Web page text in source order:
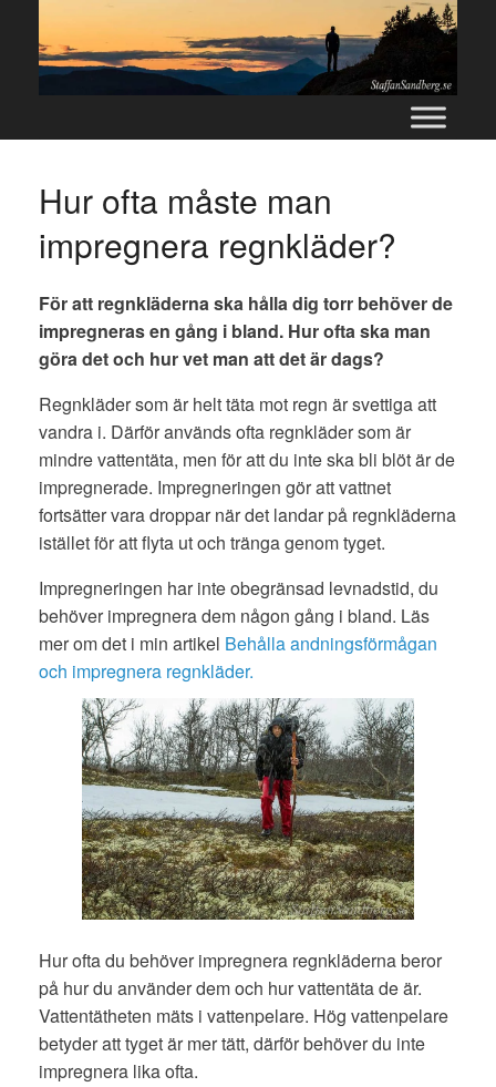
content
Hur ofta måste man
impregnera regnkläder?
För att regnkläderna ska hålla dig torr behöver de
impregneras en gång i bland. Hur ofta ska man
göra det och hur vet man att det är dags?
Regnkläder som är helt täta mot regn är svettiga att
vandra i. Därför används ofta regnkläder som är
mindre vattentäta, men för att du inte ska bli blöt är de
impregnerade. Impregneringen gör att vattnet
fortsätter vara droppar när det landar på regnkläderna
istället för att flyta ut och tränga genom tyget.
Impregneringen har inte obegränsad levnadstid, du
behöver impregnera dem någon gång i bland. Läs
mer om det i min artikel Behålla andningsförmågan
och impregnera regnkläder.
Hur ofta du behöver impregnera regnkläderna beror
på hur du använder dem och hur vattentäta de är.
Vattentätheten mäts i vattenpelare. Hög vattenpelare
betyder att tyget är mer tätt, därför behöver du inte
impregnera lika ofta.